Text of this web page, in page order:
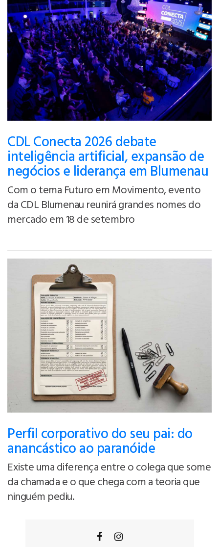
CDL Conecta 2026 debate
inteligência artificial, expansão de
negócios e liderança em Blumenau
Com o tema Futuro em Movimento, evento
da CDL Blumenau reunirá grandes nomes do
mercado em 18 de setembro
Perfil corporativo do seu pai: do
anancástico ao paranóide
Existe uma diferença entre o colega que some
da chamada e o que chega com a teoria que
ninguém pediu.